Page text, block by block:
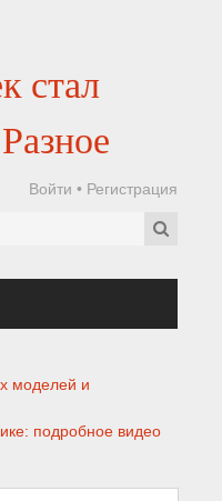
стал
Войти • Регистрация
моделей и
подробное видео